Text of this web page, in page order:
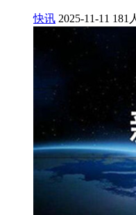
快讯 2025-11-11 181